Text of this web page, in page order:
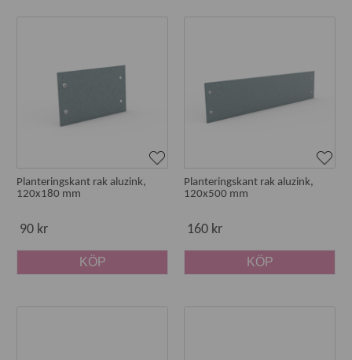
Planteringskant rak aluzink,
120x180 mm
90 kr
KÖP
Planteringskant rak aluzink,
120x500 mm
160 kr
KÖP